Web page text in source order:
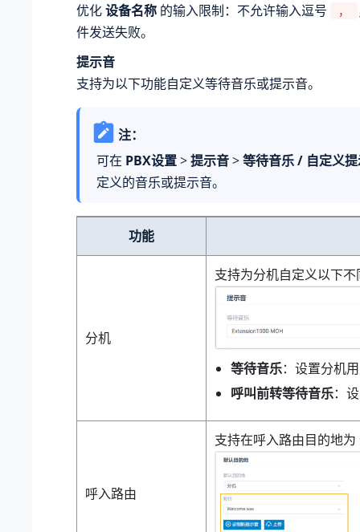
优化设备名称 的输入限制：不允许输入逗号 ，
件发送失败。
提示音
支持为以下功能自定义等待音乐或提示音。
注：
可在 PBX设置>提示音>等待音乐 / 自定义
定义的音乐或提示音。
功能
分机
支持为分机自定义以下
等待音乐：设置分机
呼叫前转等待音乐：
呼入路由
支持在呼入路由目的地为